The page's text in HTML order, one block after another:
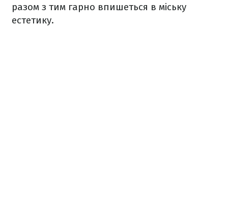
разом з тим гарно впишеться в міську
естетику.